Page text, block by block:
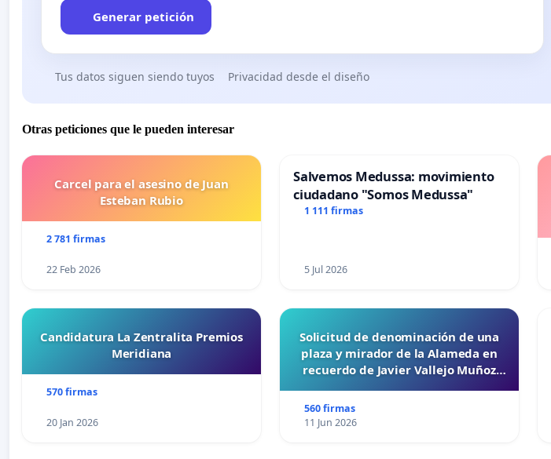
Generar petición
Tus datos siguen siendo tuyos Privacidad desde el diseño
Otras peticiones que le pueden interesar
Carcel para el asesino de Juan
Esteban Rubio
2 781 firmas
22 Feb 2026
Salvemos Medussa: movimiento
ciudadano "Somos Medussa"
1 111 firmas
5 Jul 2026
Candidatura La Zentralita Premios
Meridiana
570 firmas
20 Jan 2026
Solicitud de denominación de una
plaza y mirador de la Alameda en
recuerdo de Javier Vallejo Muñoz
560 firmas
11 Jun 2026